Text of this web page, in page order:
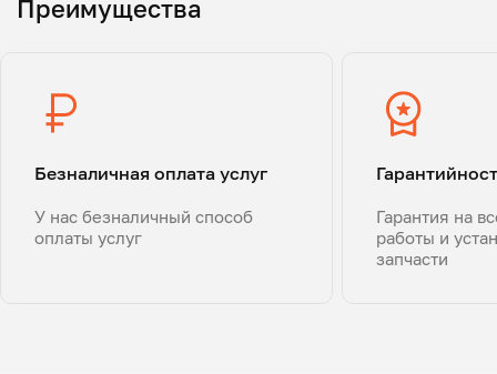
Преимущества
Безналичная оплата услуг
У нас безналичный способ
оплаты услуг
Гарантия на
работы и
запчасти